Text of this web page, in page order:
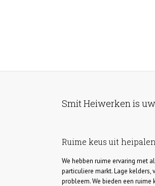
Smit Heiwerken is
Ruime keus uit heipalen
We hebben ruime ervaring met
particuliere markt. Lage
probleem. We bieden een